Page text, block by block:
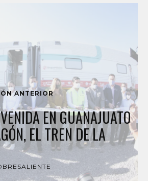
ANTERIOR
EN GUANAJUATO
EL TREN DE LA